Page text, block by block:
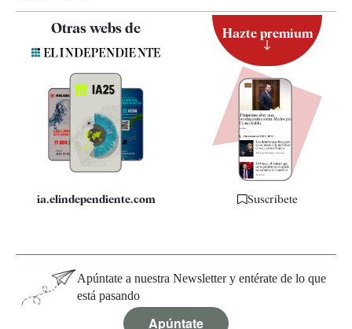
Quiénes somos
Especificaciones
Otras webs de
ia.elindependiente.com
Hazte premium
Suscríbete
Apúntate a nuestra Newsletter y entérate de lo que
está pasando
Apúntate